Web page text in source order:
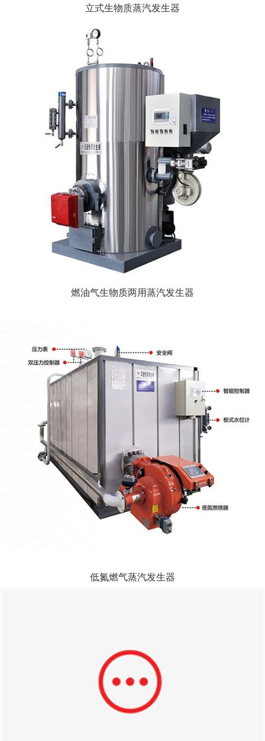
立式生物质蒸汽发生器
燃油气生物质两用蒸汽发生器
低氮燃气蒸汽发生器